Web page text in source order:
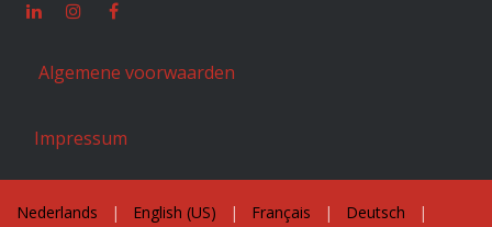
Algemene voorwaarden
Impressum
Nederlands | English (US) | Français | Deutsch |